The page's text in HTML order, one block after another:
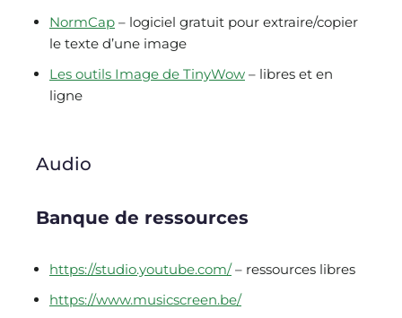
NormCap – logiciel gratuit pour extraire/copier
le texte d’une image
Les outils Image de TinyWow – libres et en
ligne
Audio
Banque de ressources
https://studio.youtube.com/– ressources libres
https://www.musicscreen.be/